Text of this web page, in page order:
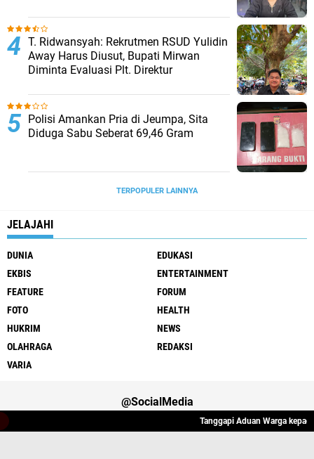
T. Ridwansyah: Rekrutmen RSUD Yulidin
Away Harus Diusut, Bupati Mirwan
Diminta Evaluasi Plt. Direktur
Polisi Amankan Pria di Jeumpa, Sita
Diduga Sabu Seberat 69,46 Gram
TERPOPULER LAINNYA
JELAJAHI
DUNIA
EDUKASI
EKBIS
ENTERTAINMENT
FEATURE
FORUM
FOTO
HEALTH
HUKRIM
NEWS
OLAHRAGA
REDAKSI
VARIA
@SocialMedia
Tanggapi Aduan Warga